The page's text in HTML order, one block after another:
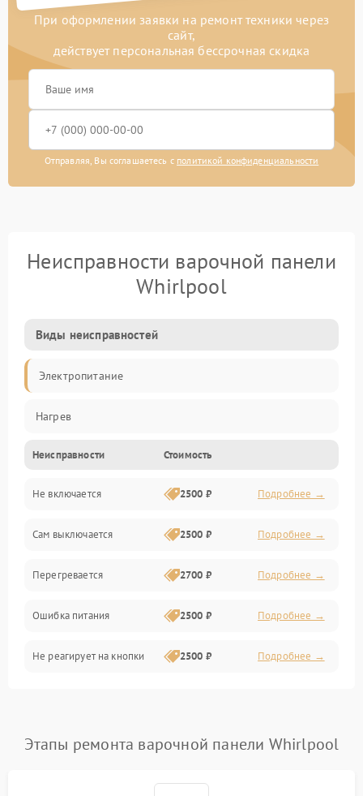
При оформлении заявки на ремонт техники через
сайт,
действует персональная бессрочная скидка
Отправляя, Вы соглашаетесь с политикой конфиденциальности
Неисправности варочной панели
Whirlpool
Виды неисправностей
Электропитание
Нагрев
Неисправности Стоимость
Не включается 2500 ₽ Подробнее →
Сам выключается 2500 ₽ Подробнее →
Перегревается 2700 ₽ Подробнее →
Ошибка питания 2500 ₽ Подробнее →
Не реагирует на кнопки 2500 ₽ Подробнее →
Этапы ремонта варочной панели Whirlpool